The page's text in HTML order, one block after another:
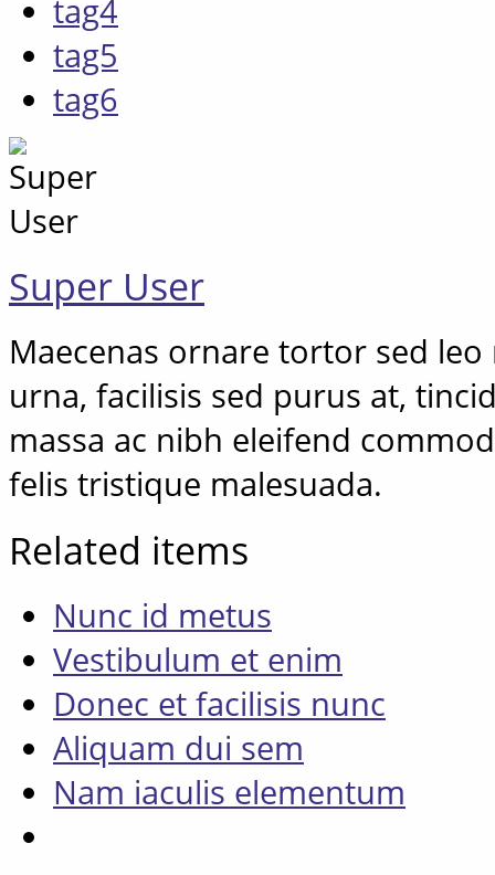
tag4
tag5
tag6
Super User
Maecenas ornare tortor sed
urna, facilisis sed purus at,
massa ac nibh eleifend
felis tristique malesuada.
Related items
Nunc id metus
Vestibulum et enim
Donec et facilisis nunc
Aliquam dui sem
Nam iaculis elementum